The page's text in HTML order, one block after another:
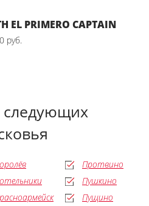
EL PRIMERO CAPTAIN
руб.
Протвино
Пушкино
Пущино